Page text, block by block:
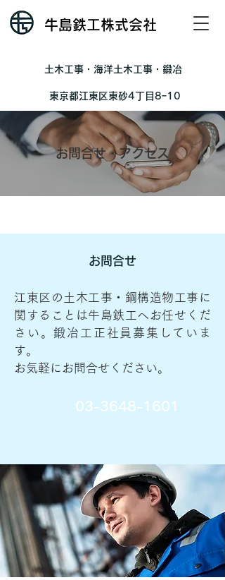
牛島鉄工株式会社
東京都江東区東砂4丁目8ｰ10
​土木工事・海洋土木工事・鍛冶
お問合せ・アクセス
お問合せ
江東区の土木工事・鋼構造物工事に
関することは牛島鉄工へお任せくだ
さい。鍛冶工正社員募集していま
す。
お気軽にお問合せください。
03-3648-1601